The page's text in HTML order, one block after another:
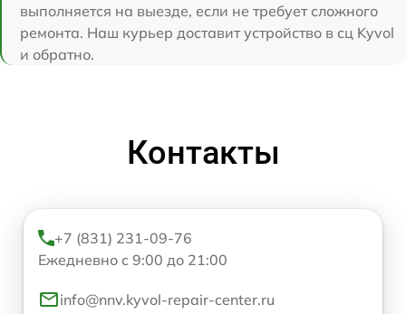
выполняется на выезде, если не требует сложного
ремонта. Наш курьер доставит устройство в сц Kyvol
и обратно.
Контакты
+7 (831) 231-09-76
Ежедневно с 9:00 до 21:00
info@nnv.kyvol-repair-center.ru